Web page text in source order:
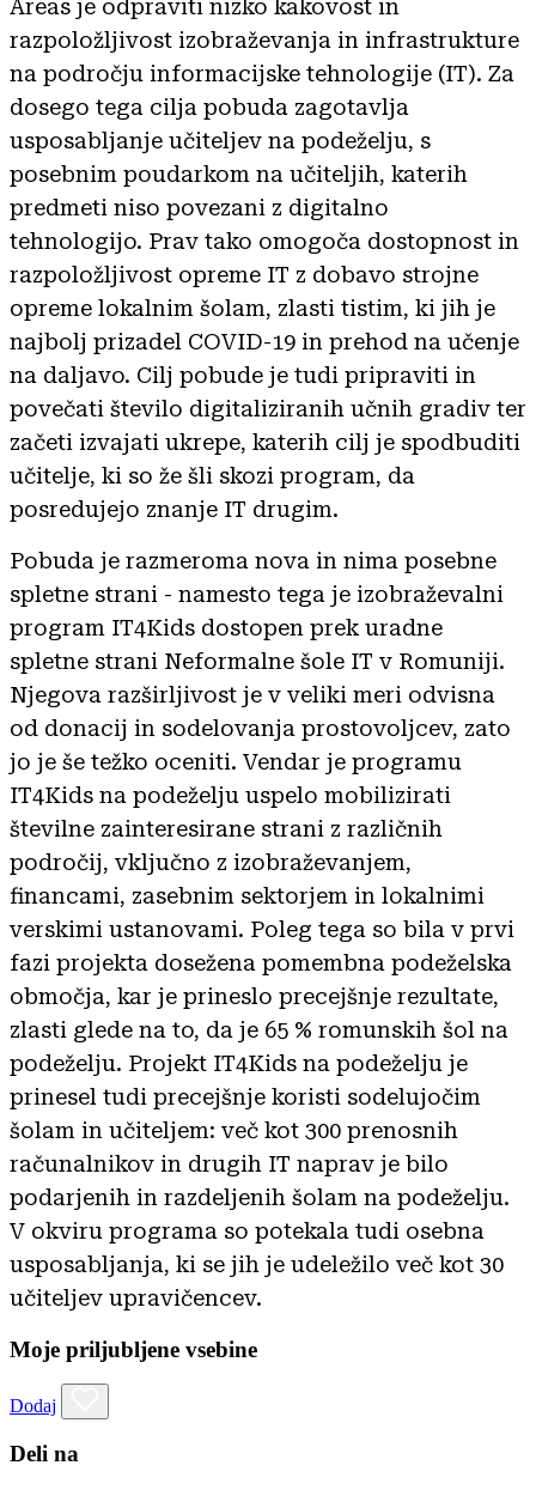
Areas je odpraviti nizko kakovost in
razpoložljivost izobraževanja in infrastrukture
na področju informacijske tehnologije (IT). Za
dosego tega cilja pobuda zagotavlja
usposabljanje učiteljev na podeželju, s
posebnim poudarkom na učiteljih, katerih
predmeti niso povezani z digitalno
tehnologijo. Prav tako omogoča dostopnost in
razpoložljivost opreme IT z dobavo strojne
opreme lokalnim šolam, zlasti tistim, ki jih je
najbolj prizadel COVID-19 in prehod na učenje
na daljavo. Cilj pobude je tudi pripraviti in
povečati število digitaliziranih učnih gradiv ter
začeti izvajati ukrepe, katerih cilj je spodbuditi
učitelje, ki so že šli skozi program, da
posredujejo znanje IT drugim.
Pobuda je razmeroma nova in nima posebne
spletne strani - namesto tega je izobraževalni
program IT4Kids dostopen prek uradne
spletne strani Neformalne šole IT v Romuniji.
Njegova razširljivost je v veliki meri odvisna
od donacij in sodelovanja prostovoljcev, zato
jo je še težko oceniti. Vendar je programu
IT4Kids na podeželju uspelo mobilizirati
številne zainteresirane strani z različnih
področij, vključno z izobraževanjem,
financami, zasebnim sektorjem in lokalnimi
verskimi ustanovami. Poleg tega so bila v prvi
fazi projekta dosežena pomembna podeželska
območja, kar je prineslo precejšnje rezultate,
zlasti glede na to, da je 65 % romunskih šol na
podeželju. Projekt IT4Kids na podeželju je
prinesel tudi precejšnje koristi sodelujočim
šolam in učiteljem: več kot 300 prenosnih
računalnikov in drugih IT naprav je bilo
podarjenih in razdeljenih šolam na podeželju.
V okviru programa so potekala tudi osebna
usposabljanja, ki se jih je udeležilo več kot 30
učiteljev upravičencev.
Moje priljubljene vsebine
Dodaj
Deli na